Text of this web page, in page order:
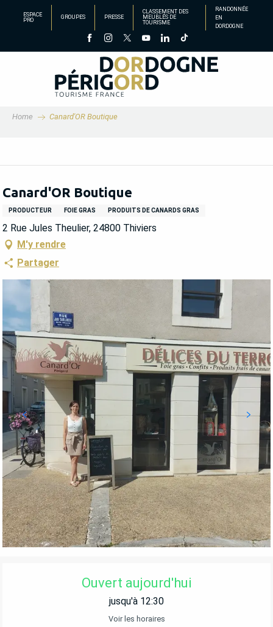
principal
ESPACE
PRO
GROUPES PRESSE
CLASSEMENT DES
MEUBLÉS DE
TOURISME
RANDONNÉE
EN
DORDOGNE
Home Canard'OR Boutique
Canard'OR Boutique
PRODUCTEUR FOIE GRAS PRODUITS DE CANARDS GRAS
2 Rue Jules Theulier, 24800 Thiviers
M'y rendre
Partager
OUVERTURE ET COORDONNÉES
Ouvert aujourd'hui
jusqu'à 12:30
Voir les horaires